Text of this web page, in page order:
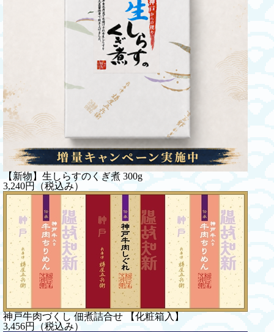
【新物】生しらすのくぎ煮 300g
3,240円（税込み）
神戸牛肉づくし 佃煮詰合せ 【化粧箱入】
3,456円（税込み）